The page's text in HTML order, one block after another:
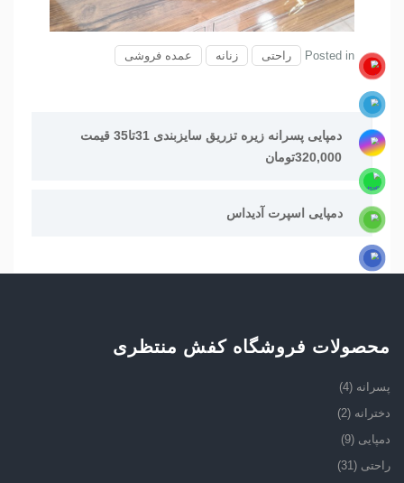
Posted in راحتی زنانه عمده فروشی
راهبری
نوشته
دمپایی پسرانه زیره تزریق سایزبندی 31تا35 قیمت
320,000تومان
دمپایی اسپرت آدیداس
محصولات فروشگاه کفش منتظری
پسرانه (4)
دخترانه (2)
دمپایی (9)
راحتی (31)